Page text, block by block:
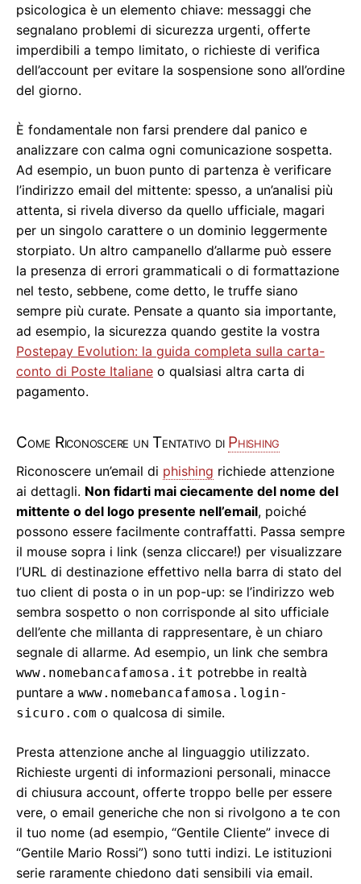
psicologica è un elemento chiave: messaggi che
segnalano problemi di sicurezza urgenti, offerte
imperdibili a tempo limitato, o richieste di verifica
dell’account per evitare la sospensione sono all’ordine
del giorno.
È fondamentale non farsi prendere dal panico e
analizzare con calma ogni comunicazione sospetta.
Ad esempio, un buon punto di partenza è verificare
l’indirizzo email del mittente: spesso, a un’analisi più
attenta, si rivela diverso da quello ufficiale, magari
per un singolo carattere o un dominio leggermente
storpiato. Un altro campanello d’allarme può essere
la presenza di errori grammaticali o di formattazione
nel testo, sebbene, come detto, le truffe siano
sempre più curate. Pensate a quanto sia importante,
ad esempio, la sicurezza quando gestite la vostra
Postepay Evolution: la guida completa sulla carta-
conto di Poste Italiane o qualsiasi altra carta di
pagamento.
Come Riconoscere un Tentativo di Phishing
Riconoscere un’email di phishing richiede attenzione
ai dettagli. Non fidarti mai ciecamente del nome del
mittente o del logo presente nell’email, poiché
possono essere facilmente contraffatti. Passa sempre
il mouse sopra i link (senza cliccare!) per visualizzare
l’URL di destinazione effettivo nella barra di stato del
tuo client di posta o in un pop-up: se l’indirizzo web
sembra sospetto o non corrisponde al sito ufficiale
dell’ente che millanta di rappresentare, è un chiaro
segnale di allarme. Ad esempio, un link che sembra
www.nomebancafamosa.it potrebbe in realtà
puntare a www.nomebancafamosa.login-
sicuro.com o qualcosa di simile.
Presta attenzione anche al linguaggio utilizzato.
Richieste urgenti di informazioni personali, minacce
di chiusura account, offerte troppo belle per essere
vere, o email generiche che non si rivolgono a te con
il tuo nome (ad esempio, “Gentile Cliente” invece di
“Gentile Mario Rossi”) sono tutti indizi. Le istituzioni
serie raramente chiedono dati sensibili via email.